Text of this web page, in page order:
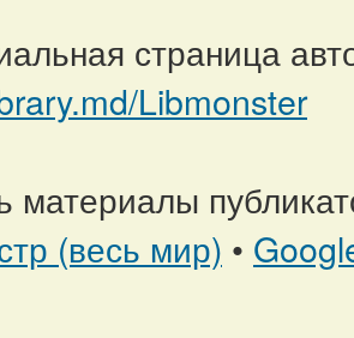
страница
Libmonster
материалы
(весь мир) •